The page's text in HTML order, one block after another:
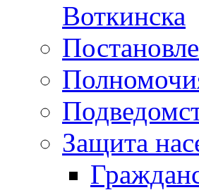
Воткинска
Защита